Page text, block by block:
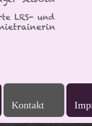
Kontakt